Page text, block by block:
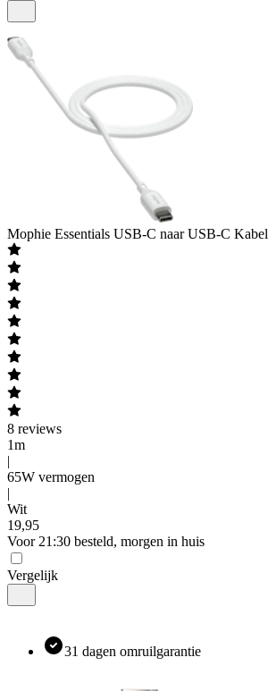
Mophie Essentials USB-C naar USB-C Kabel
8 reviews
1m
|
65W vermogen
|
Wit
19,95
Voor 21:30 besteld, morgen in huis
Vergelijk
31 dagen omruilgarantie